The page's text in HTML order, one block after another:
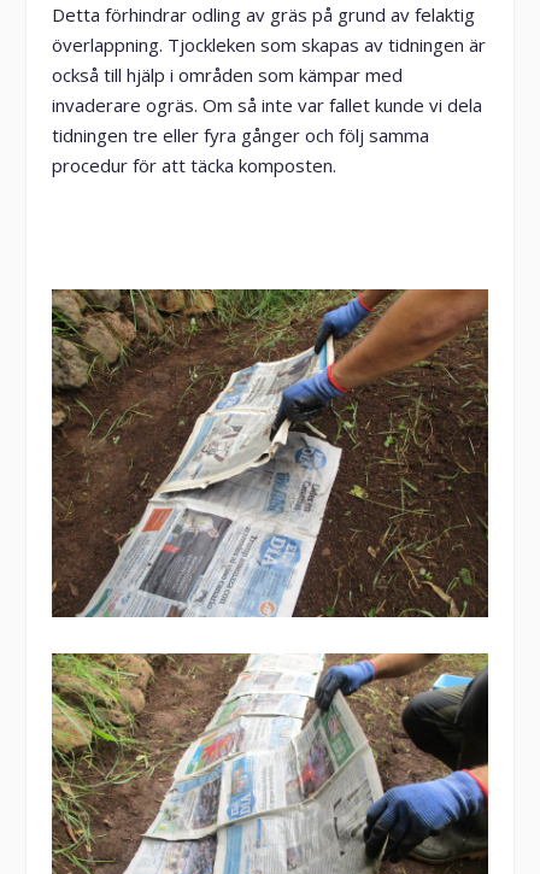
Detta förhindrar odling av gräs på grund av felaktig
överlappning. Tjockleken som skapas av tidningen är
också till hjälp i områden som kämpar med
invaderare ogräs. Om så inte var fallet kunde vi dela
tidningen tre eller fyra gånger och följ samma
procedur för att täcka komposten.